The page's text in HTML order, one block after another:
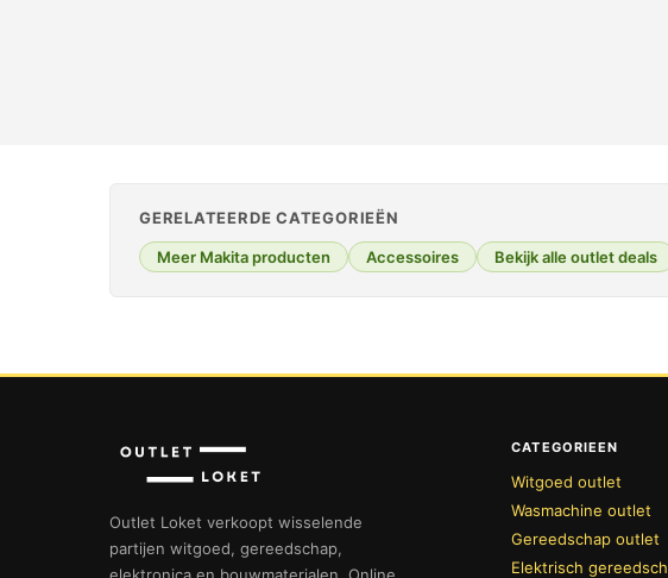
GERELATEERDE CATEGORIEËN
Meer Makita producten Accessoires Bekijk alle outlet deals
Outlet Loket verkoopt wisselende
partijen witgoed, gereedschap,
elektronica en bouwmaterialen. Online
CATEGORIEEN
Witgoed outlet
Wasmachine outlet
Gereedschap outlet
Elektrisch